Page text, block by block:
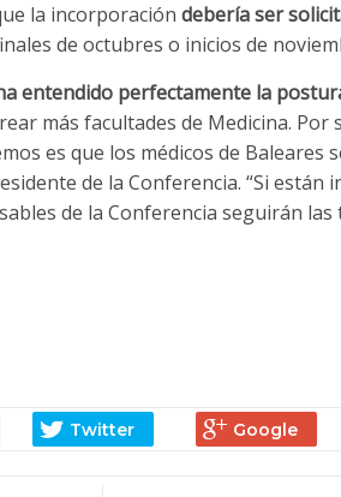
la incorporación debería ser
de octubres o inicios de
entendido perfectamente la
más facultades de Medicina. Por
es que los médicos de Baleares
de la Conferencia. “Si están
de la Conferencia seguirán las